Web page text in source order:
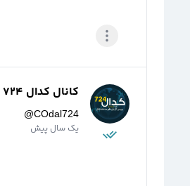
کانال کدال 724
@COdal724
یک سال پیش